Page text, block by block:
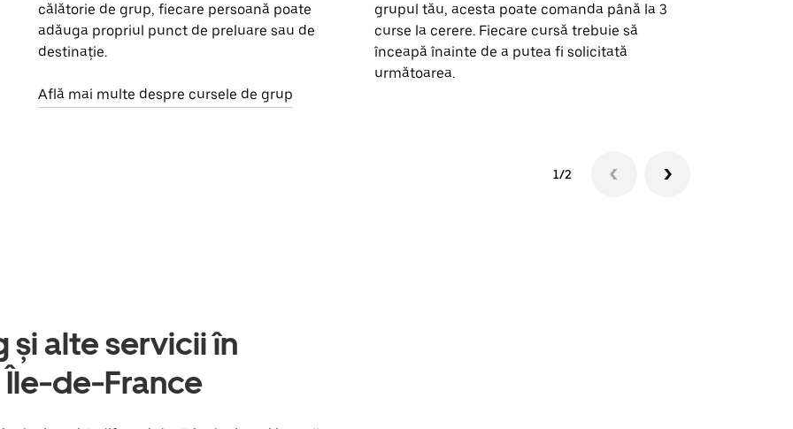
călătorie de grup, fiecare persoană poate
adăuga propriul punct de preluare sau de
destinație.
Află mai multe despre cursele de grup
grupul tău, acesta poate comanda până la 3
curse la cerere. Fiecare cursă trebuie să
înceapă înainte de a putea fi solicitată
următoarea.
1/2
și alte servicii în
de-France